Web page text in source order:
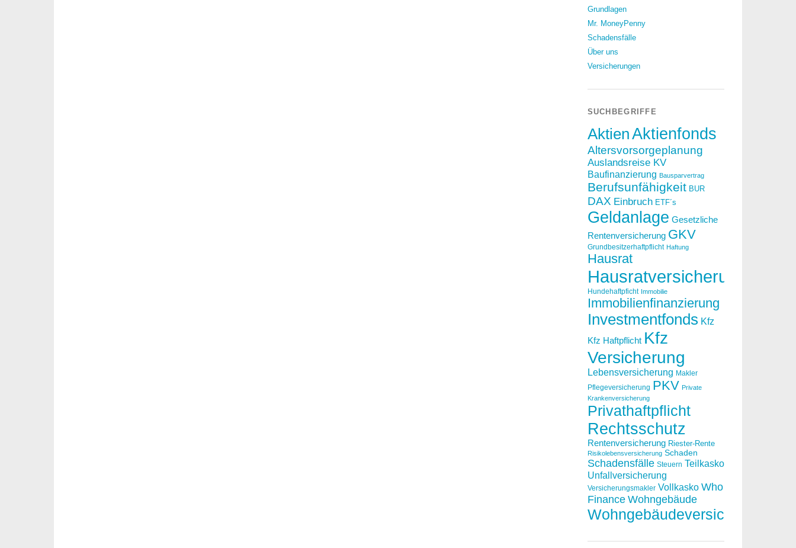
Grundlagen
Mr. MoneyPenny
Schadensfälle
Über uns
Versicherungen
SUCHBEGRIFFE
AktienAktienfonds
Altersvorsorgeplanung
Auslandsreise KV
Baufinanzierung Bausparvertrag
Berufsunfähigkeit BUR
DAX Einbruch ETF´s
Geldanlage Gesetzliche
Rentenversicherung GKV
Grundbesitzerhaftpflicht Haftung
Hausrat
Hausratversicherung
Hundehaftpficht Immobilie
Immobilienfinanzierung
Investmentfonds Kfz
Kfz Haftpflicht Kfz
Versicherung
Lebensversicherung Makler
Pflegeversicherung PKV Private
Krankenversicherung
Privathaftpflicht
Rechtsschutz
Rentenversicherung Riester-Rente
Risikolebensversicherung Schaden
Schadensfälle Steuern Teilkasko
Unfallversicherung
Versicherungsmakler Vollkasko Who
Finance Wohngebäude
Wohngebäudeversicherung